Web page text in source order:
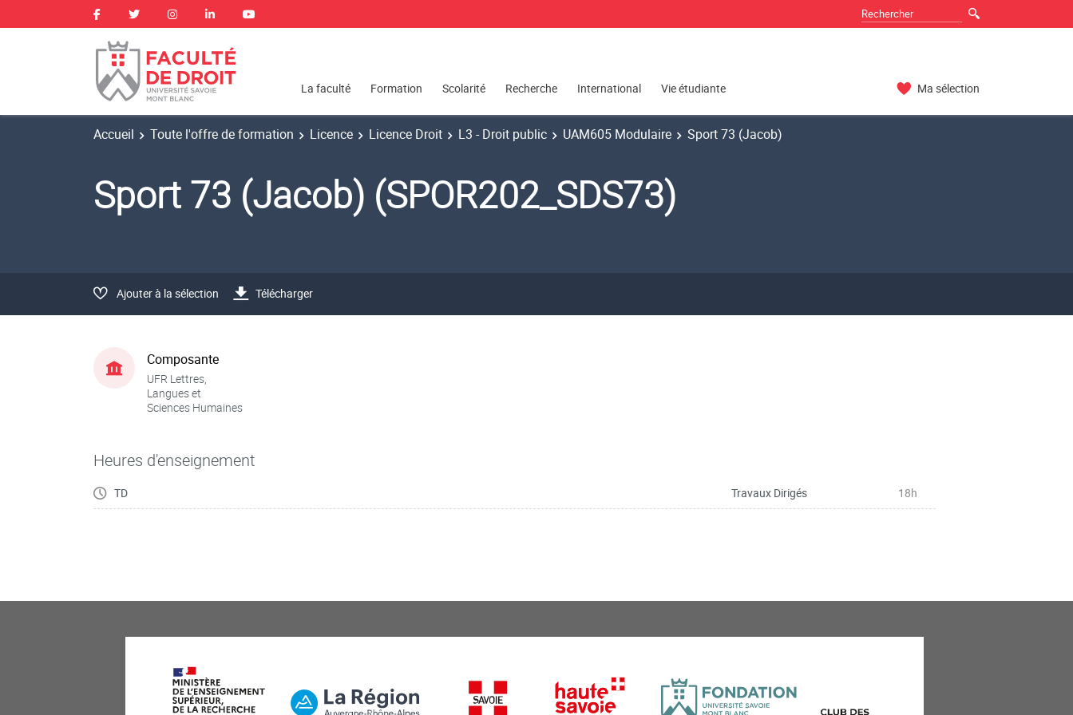
La faculté Formation Scolarité Recherche International Vie étudiante Ma sélection
Accueil Toute l'offre de formation Licence Licence Droit L3 - Droit public UAM605 Modulaire Sport 73 (Jacob)
Sport 73 (Jacob) (SPOR202_SDS73)
Ajouter à la sélection Télécharger
Composante
UFR Lettres,
Langues et
Sciences Humaines
Heures d'enseignement
TD Travaux Dirigés 18h